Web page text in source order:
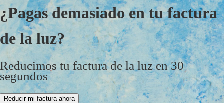
¿Pagas demasiado en tu factura
de la luz?
Reducimos tu factura de la luz en 30
segundos
Reducir mi factura ahora